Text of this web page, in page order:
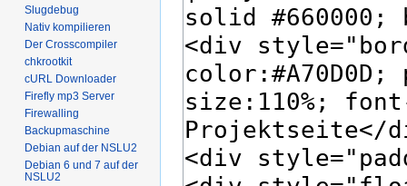
Slugdebug
Nativ kompilieren
Der Crosscompiler
chkrootkit
cURL Downloader
Firefly mp3 Server
Firewalling
Backupmaschine
Debian auf der NSLU2
Debian 6 und 7 auf der
NSLU2